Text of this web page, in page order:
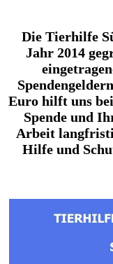
Die Tierhilfe
Jahr 2014
Euro hilft uns
Spende und
Arbeit
Hilfe und